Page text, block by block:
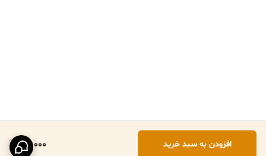
101,000 افزودن به سبد خرید